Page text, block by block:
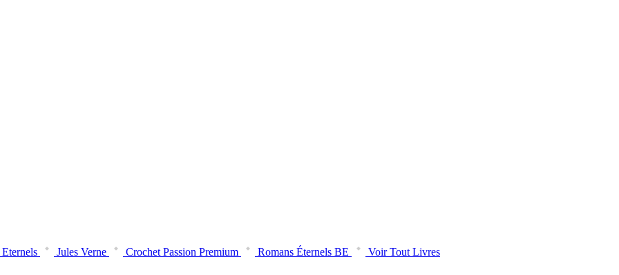
Jules Verne Crochet Passion Premium Romans Éternels BE
Voir Tout Livres